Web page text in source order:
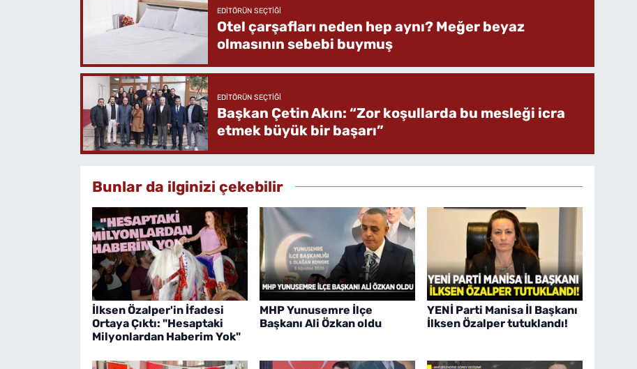
EDITÖRÜN SEÇTIĞI
Otel çarşafları neden hep aynı? Meğer beyaz
olmasının sebebi buymuş
EDITÖRÜN SEÇTIĞI
Başkan Çetin Akın: “Zor koşullarda bu mesleği icra
etmek büyük bir başarı”
Bunlar da ilginizi çekebilir
İlksen Özalper'in İfadesi
Ortaya Çıktı: "Hesaptaki
Milyonlardan Haberim Yok"
MHP Yunusemre İlçe
Başkanı Ali Özkan oldu
YENİ Parti Manisa İl Başkanı
İlksen Özalper tutuklandı!